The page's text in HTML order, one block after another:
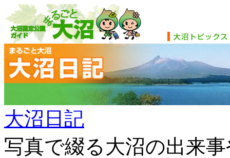
大沼日記
写真で綴る大沼の出来